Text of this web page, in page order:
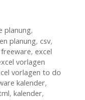
planung,
planung, csv,
, excel
vorlagen
vorlagen to do
kalender,
, kalender,